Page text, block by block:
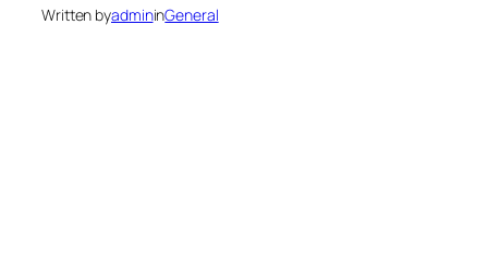
Written byadmininGeneral